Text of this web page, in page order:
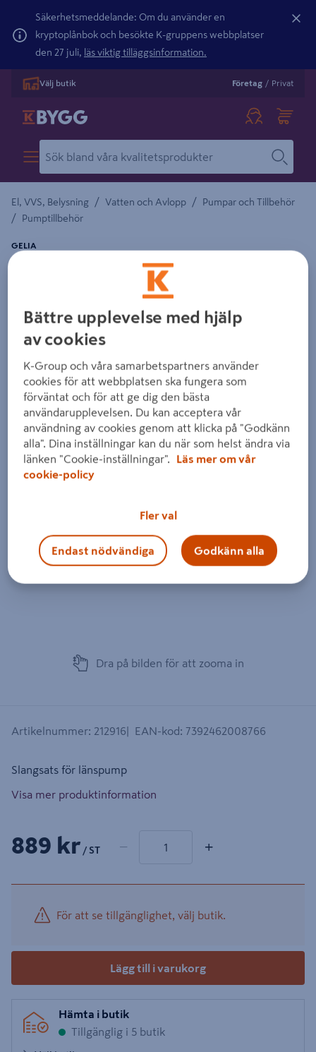
Säkerhetsmeddelande: Om du använder en
kryptoplånbok och besökte K-gruppens webbplatser
den 27 juli, läs viktig tilläggsinformation.
Välj butik Företag / Privat
El, VVS, Belysning / Vatten och Avlopp / Pumpar och Tillbehör
/ Pumptillbehör
SLANGSATS GELIA LÄNSPUMP 32MM 10M,
GELIA
Detaljerad beskrivning finns i produktbeskrivningsområdet
Dra på bilden för att zooma in
Artikelnummer: 212916 EAN-kod: 7392462008766
Slangsats för länspump
Visa mer produktinformation
889 kr / ST − +
För att se tillgänglighet, välj butik.
Lägg till i varukorg
Hämta i butik
Tillgänglig i 5 butik
Bättre upplevelse med hjälp
av cookies
K-Group och våra samarbetspartners använder
cookies för att webbplatsen ska fungera som
förväntat och för att ge dig den bästa
användarupplevelsen. Du kan acceptera vår
användning av cookies genom att klicka på "Godkänn
alla". Dina inställningar kan du när som helst ändra via
länken "Cookie-inställningar".
Läs mer om vår
cookie-policy
Fler val
Endast nödvändiga Godkänn alla